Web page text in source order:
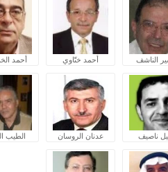
الناشف أحمد ختّاوي أحمد
ناصيف عدنان الروسان الطيب